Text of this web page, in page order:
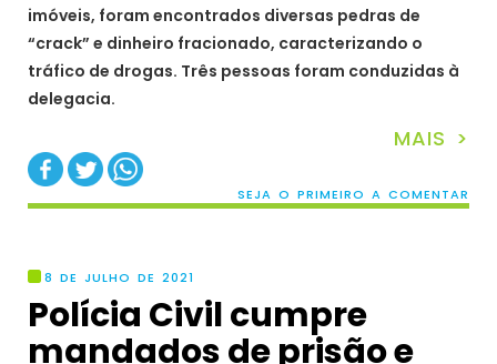
imóveis, foram encontrados diversas pedras de
“crack” e dinheiro fracionado, caracterizando o
tráfico de drogas. Três pessoas foram conduzidas à
delegacia.
MAIS >
SEJA O PRIMEIRO A COMENTAR
8 DE JULHO DE 2021
Polícia Civil cumpre
mandados de prisão e